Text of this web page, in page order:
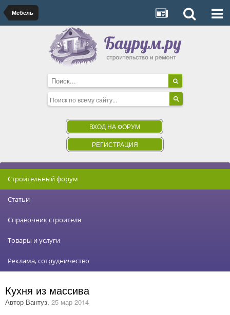
Мебель
ВХОД НА ФОРУМ
РЕГИСТРАЦИЯ
Строительный форум
Статьи
Справочник строителя
Товары и услуги
Реклама, сотрудничество
Кухня из массива
Автор Вантуз, 25 мар 2014